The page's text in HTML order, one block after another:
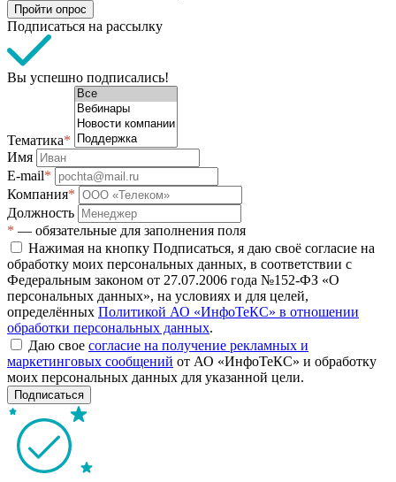
Пройти опрос
Подписаться на рассылку
Вы успешно подписались!
Тематика*
Имя
E-mail*
Компания*
Должность
* — обязательные для заполнения поля
Нажимая на кнопку Подписаться, я даю своё согласие на
обработку моих персональных данных, в соответствии с
Федеральным законом от 27.07.2006 года №152-ФЗ «О
персональных данных», на условиях и для целей,
определённых Политикой АО «ИнфоТеКС» в отношении
обработки персональных данных.
Даю свое согласие на получение рекламных и
маркетинговых сообщений от АО «ИнфоТеКС» и обработку
моих персональных данных для указанной цели.
Подписаться